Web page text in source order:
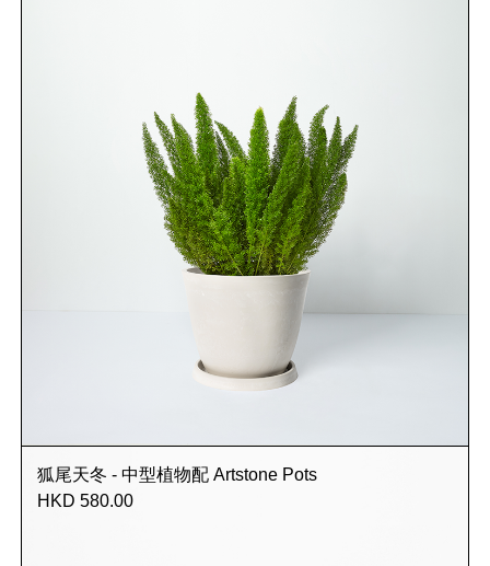
狐尾天冬 - 中型植物配 Artstone Pots
HKD 580.00